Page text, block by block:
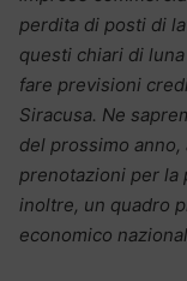
perdita di posti di
questi chiari di luna
fare previsioni
Siracusa. Ne
del prossimo
prenotazioni per la
inoltre, un quadro
economico